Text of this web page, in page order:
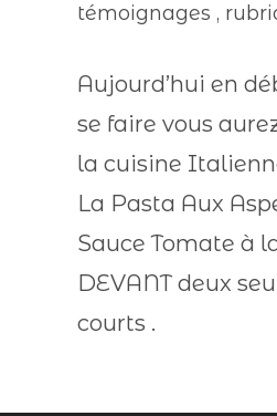
témoignages ,
Aujourd’hui en
se faire vous
la cuisine
La Pasta Aux
Sauce Tomate à
DEVANT deux
courts .